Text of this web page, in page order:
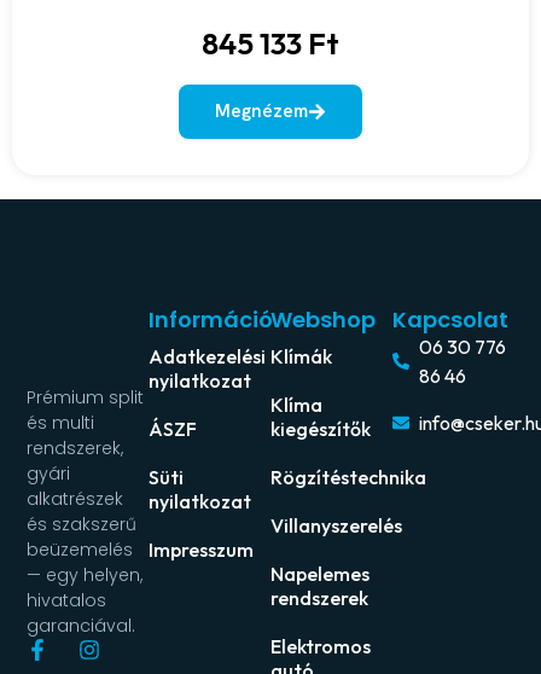
845 133 Ft
Megnézem
Prémium split
és multi
rendszerek,
gyári
alkatrészek
és szakszerű
beüzemelés
— egy helyen,
hivatalos
garanciával.
Webshop
Klímák
Klíma
kiegészítők
Rögzítéstechnika
Villanyszerelés
Napelemes
rendszerek
Elektromos
Információ
Adatkezelési
nyilatkozat
ÁSZF
Süti
nyilatkozat
Impresszum
Kapcsolat
06 30 776
86 46